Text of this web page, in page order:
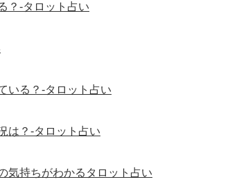
？-タロット占い
いる？-タロット占い
は？-タロット占い
気持ちがわかるタロット占い